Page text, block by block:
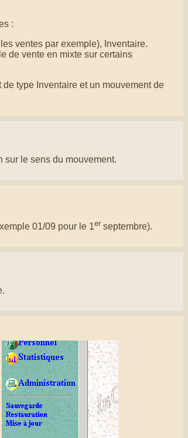
:
ventes par exemple), Inventaire.
de vente en mixte sur certains
type Inventaire et un mouvement de
sur le sens du mouvement.
01/09 pour le 1er septembre).